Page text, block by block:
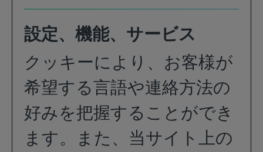
設定、機能、サービス
クッキーにより、お客様が
希望する言語や連絡方法の
好みを把握することができ
ます。また、当サイト上の